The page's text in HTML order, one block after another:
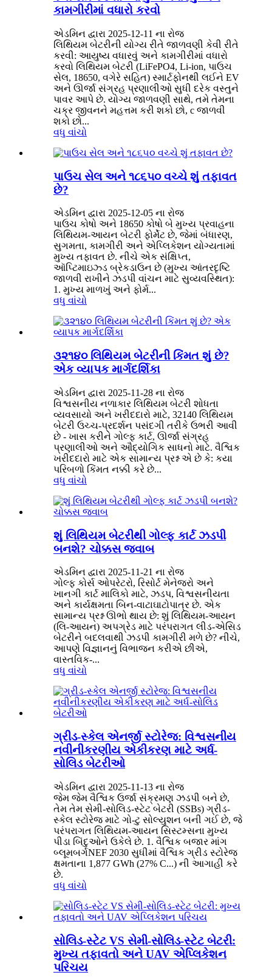
કામગીરીમાં વધારો કરવો
એડમિન દ્વારા 2025-12-11 ના રોજ
લિથિયમ બેટરીની યોગ્ય રીતે જાળવણી કેવી રીતે
કરવી: આયુષ્ય વધારવું અને કામગીરીમાં વધારો
કરવો લિથિયમ બેટરી (LiFePO4, Li-ion, પાઉચ
સેલ, 18650, વગેરે સહિત) સ્માર્ટફોનથી લઈને EV
અને ઊર્જા સંગ્રહ પ્રણાલીઓ સુધી દરેક વસ્તુને
પાવર આપે છે. યોગ્ય જાળવણી સાથે, તમે તેમના
ચક્ર જીવનને મહત્તમ કરી શકો છો, c જાળવી
શકો છો...
વધુ વાંચો
પાઉચ સેલ અને ૧૮૬૫૦ વચ્ચે શું તફાવત
છે?
એડમિન દ્વારા 2025-12-05 ના રોજ
પાઉચ કોષો અને 18650 કોષો બે મુખ્ય પ્રવાહના
લિથિયમ-આયન બેટરી ફોર્મેટ છે, જેમાં બંધારણ,
સુગમતા, કામગીરી અને એપ્લિકેશન યોગ્યતામાં
મુખ્ય તફાવત છે. નીચે એક સંક્ષિપ્ત,
ઑપ્ટિમાઇઝ્ડ બ્રેકડાઉન છે (મુખ્ય આંતરદૃષ્ટિ
જાળવી રાખીને ઝડપી વાંચન માટે સુવ્યવસ્થિત):
1. મુખ્ય માળખું અને ફોર્મ...
વધુ વાંચો
૩૨૧૪૦ લિથિયમ બેટરીની કિંમત શું છે?
એક વ્યાપક માર્ગદર્શિકા
એડમિન દ્વારા 2025-11-28 ના રોજ
વિશ્વસનીય નળાકાર લિથિયમ બેટરી શોધતા
વ્યવસાયો અને ખરીદદારો માટે, 32140 લિથિયમ
બેટરી ઉચ્ચ-પ્રદર્શન પસંદગી તરીકે ઉભરી આવી
છે - ખાસ કરીને ગોલ્ફ કાર્ટ, ઊર્જા સંગ્રહ
પ્રણાલીઓ અને ઔદ્યોગિક સાધનો માટે. વૈશ્વિક
ખરીદદારો માટે એક સામાન્ય પ્રશ્ન એ છે કે: કયા
પરિબળો કિંમત નક્કી કરે છે...
વધુ વાંચો
શું લિથિયમ બેટરીથી ગોલ્ફ કાર્ટ ઝડપી
બનશે? ચોક્કસ જવાબ
એડમિન દ્વારા 2025-11-21 ના ​​રોજ
ગોલ્ફ કોર્સ ઓપરેટરો, રિસોર્ટ મેનેજરો અને
ખાનગી કાર્ટ માલિકો માટે, ઝડપ, વિશ્વસનીયતા
અને કાર્યક્ષમતા બિન-વાટાઘાટોપાત્ર છે. એક
સામાન્ય પ્રશ્ન ઊભો થાય છે: શું લિથિયમ-આયન
(લિ-આયન) અપગ્રેડ માટે પરંપરાગત લીડ-એસિડ
બેટરીને બદલવાથી ઝડપી કામગીરી મળે છે? નીચે,
આપણે વિજ્ઞાનનું વિભાજન કરીએ છીએ,
વાસ્તવિક-...
વધુ વાંચો
ગ્રીડ-સ્કેલ એનર્જી સ્ટોરેજ: વિશ્વસનીય
નવીનીકરણીય એકીકરણ માટે અર્ધ-
સોલિડ બેટરીઓ
એડમિન દ્વારા 2025-11-13 ના રોજ
જેમ જેમ વૈશ્વિક ઉર્જા સંક્રમણ ઝડપી બને છે,
તેમ તેમ સેમી-સોલિડ-સ્ટેટ બેટરી (SSBs) ગ્રીડ-
સ્કેલ સ્ટોરેજ માટે ગો-ટુ સોલ્યુશન બની ગઈ છે, જે
પરંપરાગત લિથિયમ-આયન સિસ્ટમ્સના મુખ્ય
પીડા બિંદુઓને ઉકેલે છે. 1. વૈશ્વિક બજાર માંગ
બ્લૂમબર્ગNEF 2030 સુધીમાં વૈશ્વિક ગ્રીડ સ્ટોરેજ
ક્ષમતાના 1,877 GWh (27% C...) ની આગાહી કરે
છે.
વધુ વાંચો
સોલિડ-સ્ટેટ VS સેમી-સોલિડ-સ્ટેટ બેટરી:
મુખ્ય તફાવતો અને UAV એપ્લિકેશન
પરિચય